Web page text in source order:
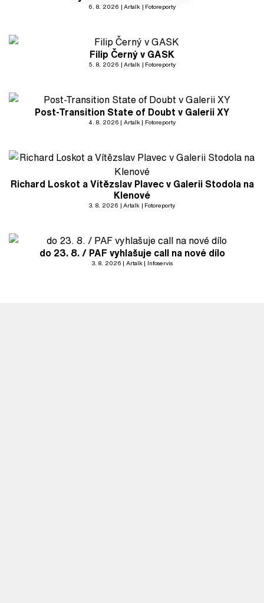
6. 8. 2026 Artalk Fotoreporty
Filip Černý v GASK
5. 8. 2026 Artalk Fotoreporty
Post-Transition State of Doubt v Galerii XY
4. 8. 2026 Artalk Fotoreporty
Richard Loskot a Vítězslav Plavec v Galerii Stodola na
Klenové
3. 8. 2026 Artalk Fotoreporty
do 23. 8. / PAF vyhlašuje call na nové dílo
3. 8. 2026 Artalk Infoservis